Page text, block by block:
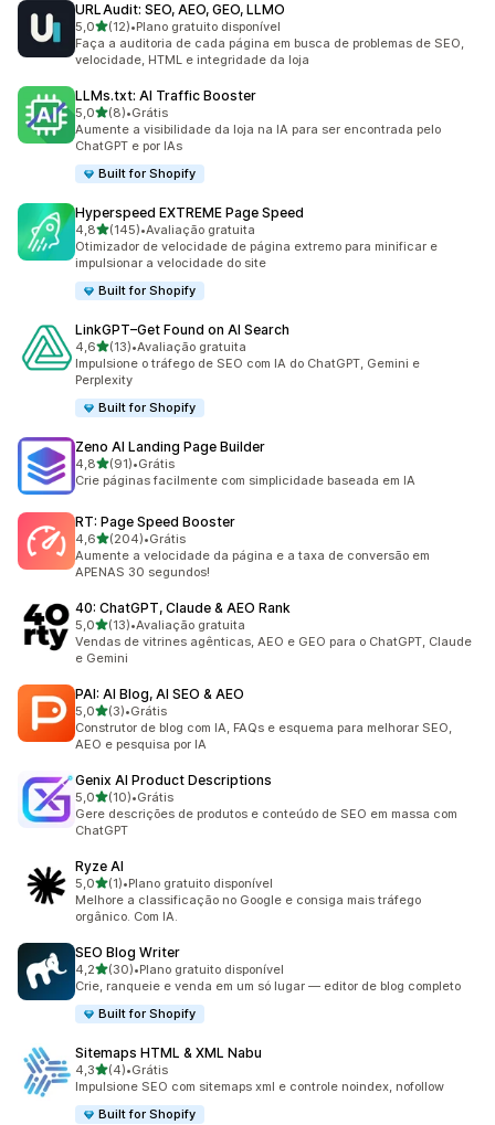
URLAudit: SEO, AEO, GEO, LLMO
5,0de 5 estrelas
(12)
12 avaliações ao todo
•Plano gratuito disponível
Faça a auditoria de cada página em busca de problemas de SEO,
velocidade, HTML e integridade da loja
LLMs.txt: AI Traffic Booster
5,0de 5 estrelas
(8)
8 avaliações ao todo
•Grátis
Aumente a visibilidade da loja na IA para ser encontrada pelo
ChatGPT e por IAs
Built for Shopify
Hyperspeed EXTREME Page Speed
4,8de 5 estrelas
(145)
145 avaliações ao todo
•Avaliação gratuita
Otimizador de velocidade de página extremo para minificar e
impulsionar a velocidade do site
Built for Shopify
LinkGPT–Get Found on AI Search
4,6de 5 estrelas
(13)
13 avaliações ao todo
•Avaliação gratuita
Impulsione o tráfego de SEO com IA do ChatGPT, Gemini e
Perplexity
Built for Shopify
Zeno AI Landing Page Builder
4,8de 5 estrelas
(91)
91 avaliações ao todo
•Grátis
Crie páginas facilmente com simplicidade baseada em IA
RT: Page Speed Booster
4,6de 5 estrelas
(204)
204 avaliações ao todo
•Grátis
Aumente a velocidade da página e a taxa de conversão em
APENAS 30 segundos!
40: ChatGPT, Claude & AEO Rank
5,0de 5 estrelas
(13)
13 avaliações ao todo
•Avaliação gratuita
Vendas de vitrines agênticas, AEO e GEO para o ChatGPT, Claude
e Gemini
PAI: AI Blog, AI SEO & AEO
5,0de 5 estrelas
(3)
3 avaliações ao todo
•Grátis
Construtor de blog com IA, FAQs e esquema para melhorar SEO,
AEO e pesquisa por IA
Genix AI Product Descriptions
5,0de 5 estrelas
(10)
10 avaliações ao todo
•Grátis
Gere descrições de produtos e conteúdo de SEO em massa com
ChatGPT
Ryze AI
5,0de 5 estrelas
(1)
1 avaliações ao todo
•Plano gratuito disponível
Melhore a classificação no Google e consiga mais tráfego
orgânico. Com IA.
SEO Blog Writer
4,2de 5 estrelas
(30)
30 avaliações ao todo
•Plano gratuito disponível
Crie, ranqueie e venda em um só lugar — editor de blog completo
Built for Shopify
Sitemaps HTML & XML Nabu
4,3de 5 estrelas
(4)
4 avaliações ao todo
•Grátis
Impulsione SEO com sitemaps xml e controle noindex, nofollow
Built for Shopify